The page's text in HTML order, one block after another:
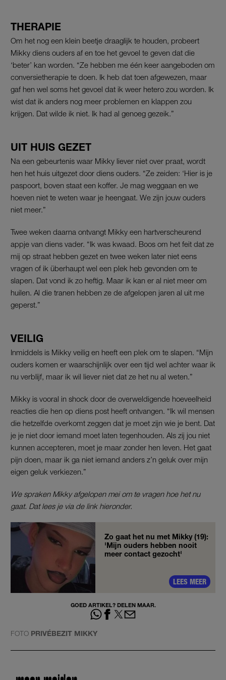
THERAPIE
Om het nog een klein beetje draaglijk te houden, probeert
Mikky diens ouders af en toe het gevoel te geven dat die
‘beter’ kan worden. “Ze hebben me één keer aangeboden om
conversietherapie te doen. Ik heb dat toen afgewezen, maar
gaf hen wel soms het gevoel dat ik weer hetero zou worden. Ik
wist dat ik anders nog meer problemen en klappen zou
krijgen. Dat wilde ik niet. Ik had al genoeg gezeik.”
UIT HUIS GEZET
Na een gebeurtenis waar Mikky liever niet over praat, wordt
hen het huis uitgezet door diens ouders. “Ze zeiden: ‘Hier is je
paspoort, boven staat een koffer. Je mag weggaan en we
hoeven niet te weten waar je heengaat. We zijn jouw ouders
niet meer.”
Twee weken daarna ontvangt Mikky een hartverscheurend
appje van diens vader. “Ik was kwaad. Boos om het feit dat ze
mij op straat hebben gezet en twee weken later niet eens
vragen of ik überhaupt wel een plek heb gevonden om te
slapen. Dat vond ik zo heftig. Maar ik kan er al niet meer om
huilen. Al die tranen hebben ze de afgelopen jaren al uit me
geperst.”
VEILIG
Inmiddels is Mikky veilig en heeft een plek om te slapen. “Mijn
ouders komen er waarschijnlijk over een tijd wel achter waar ik
nu verblijf, maar ik wil liever niet dat ze het nu al weten.”
Mikky is vooral in shock door de overweldigende hoeveelheid
reacties die hen op diens post heeft ontvangen. “Ik wil mensen
die hetzelfde overkomt zeggen dat je moet zijn wie je bent. Dat
je je niet door iemand moet laten tegenhouden. Als zij jou niet
kunnen accepteren, moet je maar zonder hen leven. Het gaat
pijn doen, maar ik ga niet iemand anders z’n geluk over mijn
eigen geluk verkiezen.”
We spraken Mikky afgelopen mei om te vragen hoe het nu
gaat. Dat lees je via de link hieronder.
Zo gaat het nu met Mikky (19):
'Mijn ouders hebben nooit
meer contact gezocht'
LEES MEER
GOED ARTIKEL? DELEN MAAR.
FOTO PRIVÉBEZIT MIKKY